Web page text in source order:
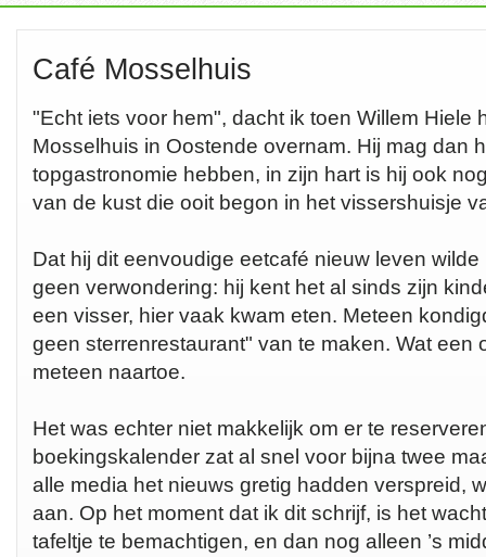
Café Mosselhuis
"Echt iets voor hem", dacht ik toen Willem Hiele
Mosselhuis in Oostende overnam. Hij mag dan
topgastronomie hebben, in zijn hart is hij ook
van de kust die ooit begon in het vissershuisje
Dat hij dit eenvoudige eetcafé nieuw leven
geen verwondering: hij kent het al sinds zijn
een visser, hier vaak kwam eten. Meteen
geen sterrenrestaurant" van te maken. Wat een
meteen naartoe.
Het was echter niet makkelijk om er te
boekingskalender zat al snel voor bijna twee
alle media het nieuws gretig hadden verspreid,
aan. Op het moment dat ik dit schrijf, is het
tafeltje te bemachtigen, en dan nog alleen ’s